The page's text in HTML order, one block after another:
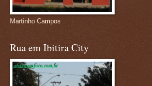
Martinho Campos
Rua em Ibitira City